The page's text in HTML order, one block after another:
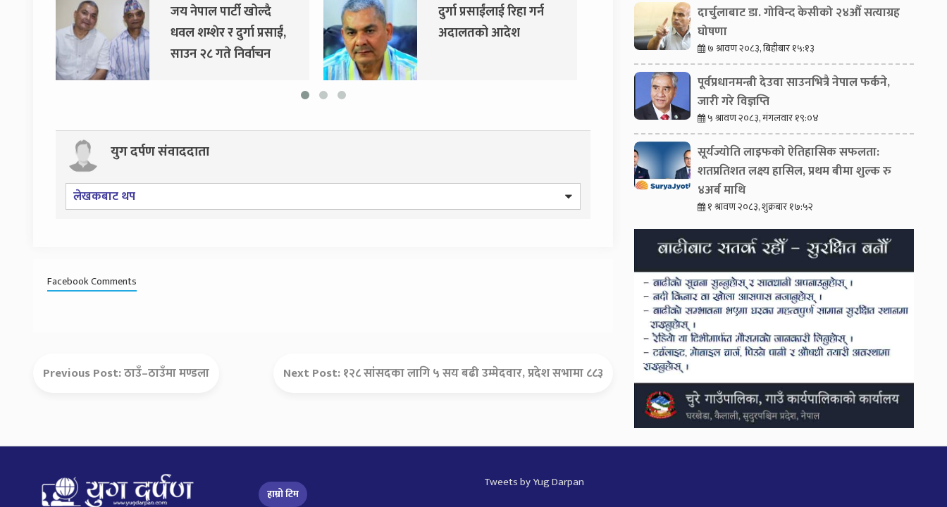
जय नेपाल पार्टी खोल्दै
धवल शम्शेर र दुर्गा प्रसाईं,
साउन २८ गते निर्वाचन
आयोग जाने
दुर्गा प्रसाईंलाई रिहा गर्न
अदालतको आदेश
एमाले र नेकपाबीच प्रदेश
सरकारमा सहकार्य गर्ने
सहमति
युग दर्पण संवाददाता
लेखकबाट थप
Facebook Comments
Previous Post:ठाउँ–ठाउँमा मण्डला Next Post:१२८ सांसदका लागि ५ सय बढी उम्मेदवार, प्रदेश सभामा ८८३
दार्चुलाबाट डा. गोविन्द केसीको २४औँ सत्याग्रह
घोषणा
७ श्रावण २०८३, बिहीबार १५:१३
पूर्वप्रधानमन्त्री देउवा साउनभित्रै नेपाल फर्कने,
जारी गरे विज्ञप्ति
५ श्रावण २०८३, मंगलवार १९:०४
सूर्यज्योति लाइफको ऐतिहासिक सफलता:
शतप्रतिशत लक्ष्य हासिल, प्रथम बीमा शुल्क रु
४अर्ब माथि
१ श्रावण २०८३, शुक्रबार १७:५२
हाम्रो टिम
Tweets by Yug Darpan